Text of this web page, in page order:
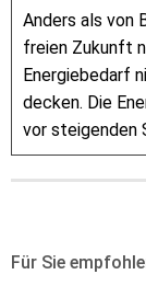
Anders als von
freien Zukunft
Energiebedarf
decken. Die
vor steigenden
Für Sie